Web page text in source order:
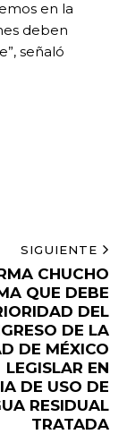
en la
deben
señaló
SIGUIENTE
CHUCHO
QUE DEBE
DEL
DE LA
DE MÉXICO
LEGISLAR EN
DE USO DE
RESIDUAL
TRATADA